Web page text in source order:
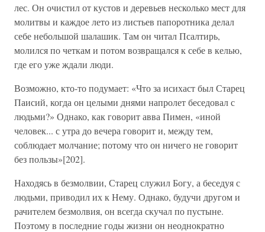
лес. Он очистил от кустов и деревьев несколько мест для
молитвы и каждое лето из листьев папоротника делал
себе небольшой шалашик. Там он читал Псалтирь,
молился по четкам и потом возвращался к себе в келью,
где его уже ждали люди.
Возможно, кто-то подумает: «Что за исихаст был Старец
Паисий, когда он целыми днями напролет беседовал с
людьми?» Однако, как говорит авва Пимен, «иной
человек... с утра до вечера говорит и, между тем,
соблюдает молчание; потому что он ничего не говорит
без пользы»[202].
Находясь в безмолвии, Старец служил Богу, а беседуя с
людьми, приводил их к Нему. Однако, будучи другом и
рачителем безмолвия, он всегда скучал по пустыне.
Поэтому в последние годы жизни он неоднократно